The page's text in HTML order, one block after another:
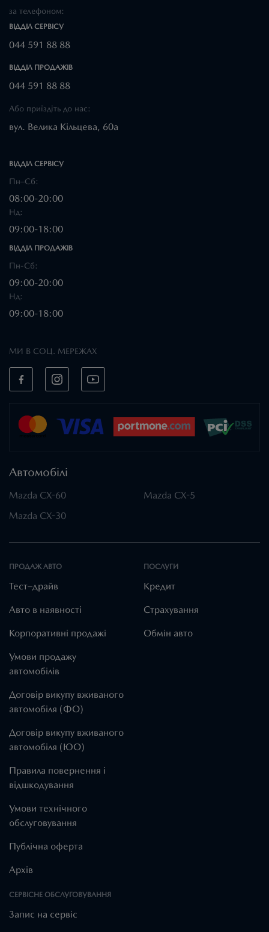
за телефоном:
ВІДДІЛ CЕРВІСУ
044 591 88 88
ВІДДІЛ ПРОДАЖІВ
044 591 88 88
Або приїздіть до нас:
вул. Велика Кільцева, 60а
ВІДДІЛ CЕРВІСУ
Пн–Сб:
08:00-20:00
Нд:
09:00-18:00
ВІДДІЛ ПРОДАЖІВ
Пн-Сб:
09:00-20:00
Нд:
09:00-18:00
МИ В СОЦ. МЕРЕЖАХ
Автомобілі
Mazda CX-60
Mazda CX-5
Mazda CX-30
ПРОДАЖ АВТО
Тест–драйв
Авто в наявності
Корпоративні продажі
Умови продажу
автомобілів
Договір викупу вживаного
автомобіля (ФО)
Договір викупу вживаного
автомобіля (ЮО)
Правила повернення і
відшкодування
Умови технічного
обслуговування
Публічна оферта
Архів
ПОСЛУГИ
Кредит
Страхування
Обмін авто
СЕРВІСНЕ ОБСЛУГОВУВАННЯ
Запис на сервіс